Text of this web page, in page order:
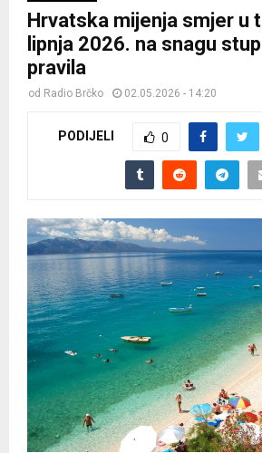
Hrvatska mijenja smjer u
lipnja 2026. na snagu
pravila
od Radio Brčko 02.05.2026 - 14:20
PODIJELI 0